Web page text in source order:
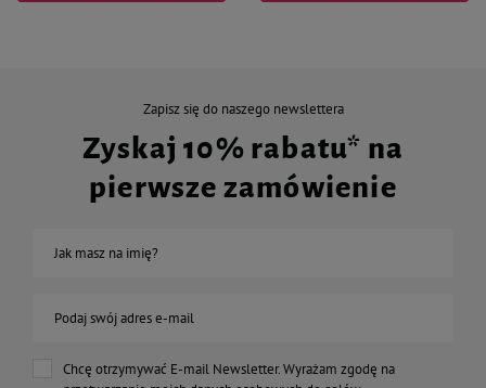
Zapisz się do naszego newslettera
Zyskaj 10% rabatu* na
pierwsze zamówienie
Jak masz na imię?
Podaj swój adres e-mail
Chcę otrzymywać E-mail Newsletter. Wyrażam zgodę na